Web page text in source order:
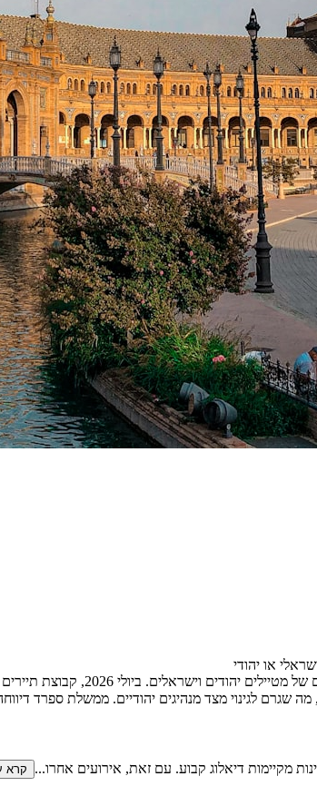
או יהודי
אירועים אחרונים בספרד
יהודיים. ממשלת ספרד דיווחה על עלייה של 86% במקרי אנטישמיות בשנת
מקיימות דיאלוג קבוע. עם זאת, אירועים אחרו... קרא